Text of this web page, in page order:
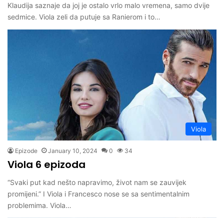
Klaudija saznaje da joj je ostalo vrlo malo vremena, samo dvije
sedmice. Viola zeli da putuje sa Ranierom i to…
Viola
Epizode January 10, 2024 0 34
Viola 6 epizoda
“Svaki put kad nešto napravimo, život nam se zauvijek
promijeni.” I Viola i Francesco nose se sa sentimentalnim
problemima. Viola…